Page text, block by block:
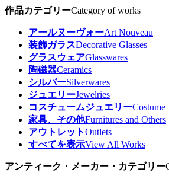
作品カテゴリーCategory of works
アールヌーヴォーArt Nouveau
装飾ガラスDecorative Glasses
グラスウェアGlasswares
陶磁器Ceramics
シルバーSilverwares
ジュエリーJewelries
コスチュームジュエリーCostume
家具、その他Furnitures and Others
アウトレットOutlets
すべてを表示View All Works
アンティーク・メーカー・カテゴリー